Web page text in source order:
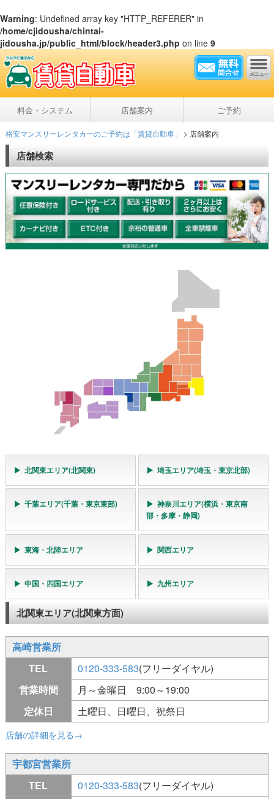
Warning: Undefined array key "HTTP_REFERER" in
/home/cjidousha/chintai-
jidousha.jp/public_html/block/header3.php on line 9
料金・システム 店舗案内 ご予約
格安マンスリーレンタカーのご予約は「賃貸自動車」 > 店舗案内
店舗検索
北関東エリア(北関東) 埼玉エリア(埼玉・東京北部)
千葉エリア(千葉・東京東部)
神奈川エリア(横浜・東京南
部・多摩・静岡)
東海・北陸エリア 関西エリア
中国・四国エリア 九州エリア
北関東エリア(北関東方面)
高崎営業所
TEL
0120-333-583(フリーダイヤル)
営業時間
月～金曜日 9:00～19:00
定休日
土曜日、日曜日、祝祭日
店舗の詳細を見る→
宇都宮営業所
TEL
0120-333-583(フリーダイヤル)